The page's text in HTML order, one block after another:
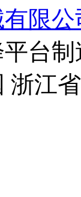
限公
平台
浙江省